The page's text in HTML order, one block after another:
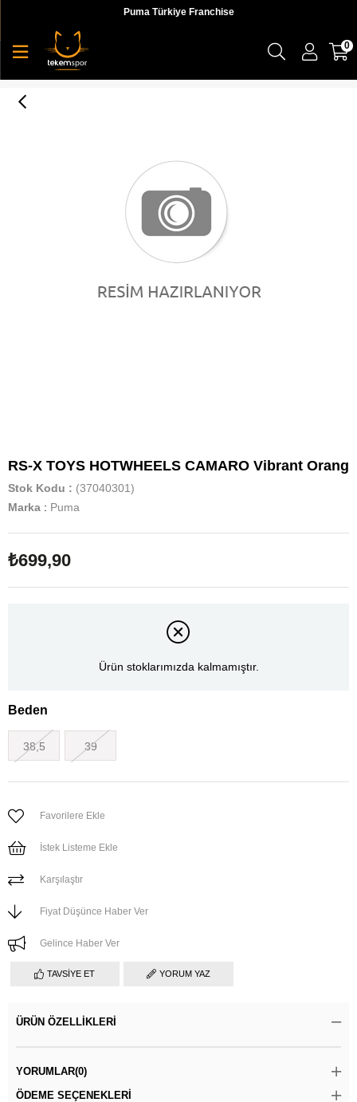
Puma Türkiye Franchise
0
RS-X TOYS HOTWHEELS CAMARO Vibrant Orang
Stok Kodu
(37040301)
Marka : Puma
₺699,90
Ürün stoklarımızda kalmamıştır.
Beden
38,5 39
Favorilere Ekle
İstek Listeme Ekle
Karşılaştır
Fiyat Düşünce Haber Ver
Gelince Haber Ver
TAVSIYE ET YORUM YAZ
ÜRÜN ÖZELLIKLERI
YORUMLAR(0)
ÖDEME SEÇENEKLERI